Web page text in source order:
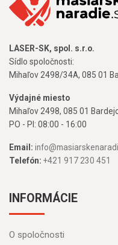
LASER-SK, spol. s.r.o.
Sídlo spoločnosti:
Mihaľov 2498/34A, 085 01
Výdajné miesto
Mihaľov 2498, 085 01
PO - PI: 08:00 - 16:00
Email:
Telefón: +421 917 230 451
INFORMÁCIE
O spoločnosti